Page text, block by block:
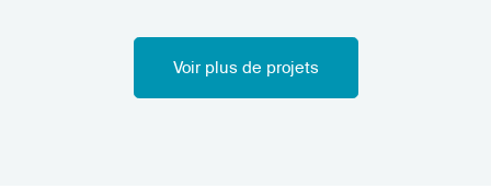
Voir plus de projets